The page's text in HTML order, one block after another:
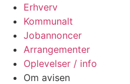
Erhverv
Kommunalt
Jobannoncer
Arrangementer
Oplevelser / info
Om avisen